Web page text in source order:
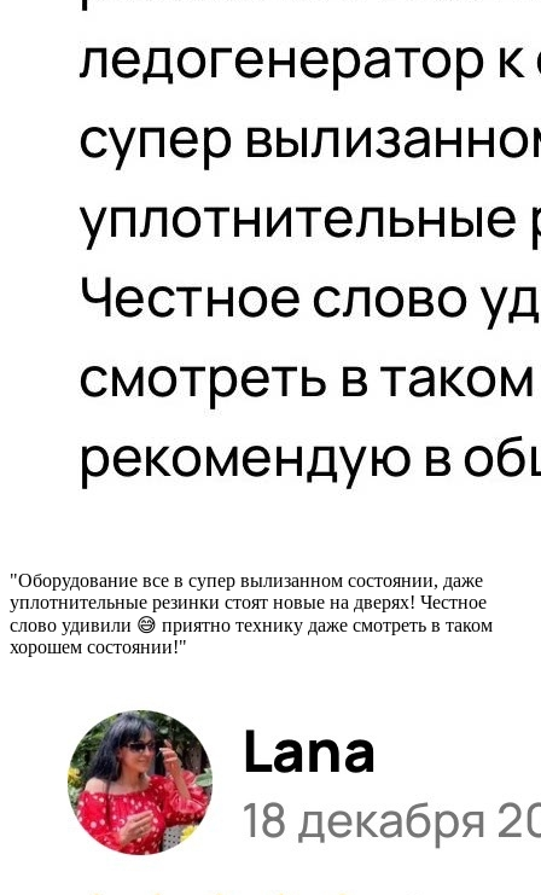
"Оборудование все в супер вылизанном состоянии, даже
уплотнительные резинки стоят новые на дверях! Честное
слово удивили 😅 приятно технику даже смотреть в таком
хорошем состоянии!"